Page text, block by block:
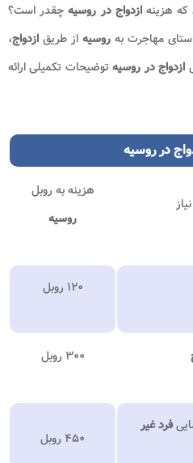
هزینهازدواج در روسیهچقدر است؟
مهاجرت به روسیه از طریق ازدواج،
ازدواج در روسیهتوضیحات تکمیلی ارائه
در روسیه
هزینه به روبل
روسیه
۱۲۰ روبل
۳۰۰ روبل
فرد غیر
۴۵۰ روبل